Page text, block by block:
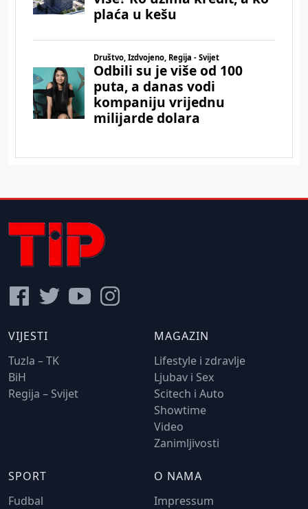
VIJESTI
Tuzla – TK
BiH
Regija – Svijet
MAGAZIN
Lifestyle i zdravlje
Ljubav i Sex
Scitech i Auto
Showtime
Video
Zanimljivosti
SPORT
Fudbal
O NAMA
Impressum